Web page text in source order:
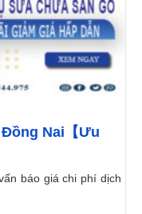
Nai【Ưu
báo giá chi phí dịch